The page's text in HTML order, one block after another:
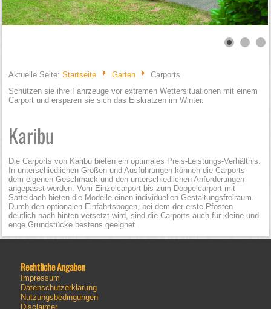
Aktuelle Seite:Startseite Garten
Carports
Schützen sie ihre Fahrzeuge vor extremen Wettersituationen mit einem
Carport und ersparen sie sich das Eiskratzen im Winter.
Karibu
Die Carports von Karibu bieten ein optimales Preis-Leistungs-Verhältnis.
In unterschiedlichen Größen und Ausführungen können die Carports
dem eigenen Geschmack und den unterschiedlichen Anforderungen
angepasst werden. Vom Einzelcarport bis zum Doppelcarport mit
Satteldach bieten die Modelle einen individuellen Gestaltungsfreiraum.
Durch den optionalen Einfahrtsbogen, bei dem der erste Pfosten
deutlich nach hinten versetzt wird, sind die Carports auch für kleine und
enge Grundstücke bestens geeignet.
Rechtliche Angaben
Impressum
Datenschutzerklärung
Nutzungsbedingungen
Disclaimer